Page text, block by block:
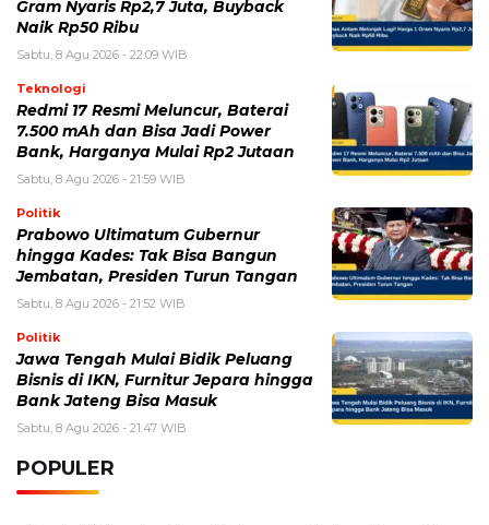
Gram Nyaris Rp2,7 Juta, Buyback
Naik Rp50 Ribu
Sabtu, 8 Agu 2026 - 22:09 WIB
Teknologi
Redmi 17 Resmi Meluncur, Baterai
7.500 mAh dan Bisa Jadi Power
Bank, Harganya Mulai Rp2 Jutaan
Sabtu, 8 Agu 2026 - 21:59 WIB
Politik
Prabowo Ultimatum Gubernur
hingga Kades: Tak Bisa Bangun
Jembatan, Presiden Turun Tangan
Sabtu, 8 Agu 2026 - 21:52 WIB
Politik
Jawa Tengah Mulai Bidik Peluang
Bisnis di IKN, Furnitur Jepara hingga
Bank Jateng Bisa Masuk
Sabtu, 8 Agu 2026 - 21:47 WIB
POPULER